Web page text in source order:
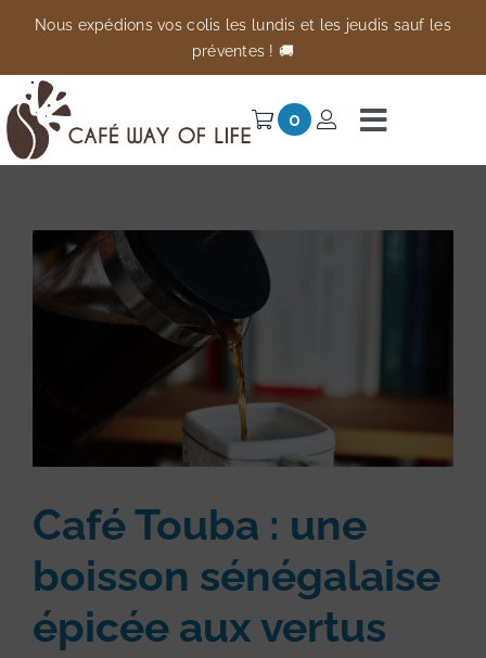
Passer
contenu
Nous expédions vos colis les lundis et les jeudis sauf les
préventes ! 🚚
0
à
Préventes
Anti-gaspi
Café Touba : une
boisson sénégalaise
épicée aux vertus